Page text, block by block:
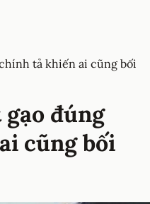
tả khiến ai cũng bối
đúng
cũng bối